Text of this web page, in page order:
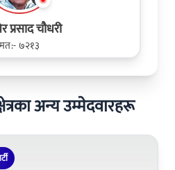
प्रसाद चौधरी
७२१३
अन्य उम्मेदवारहरू